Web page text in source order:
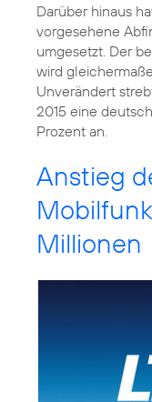
Darüber hinaus
vorgesehene
umgesetzt. Der
wird
Unverändert
2015 eine
Prozent an.
Anstieg
Millionen